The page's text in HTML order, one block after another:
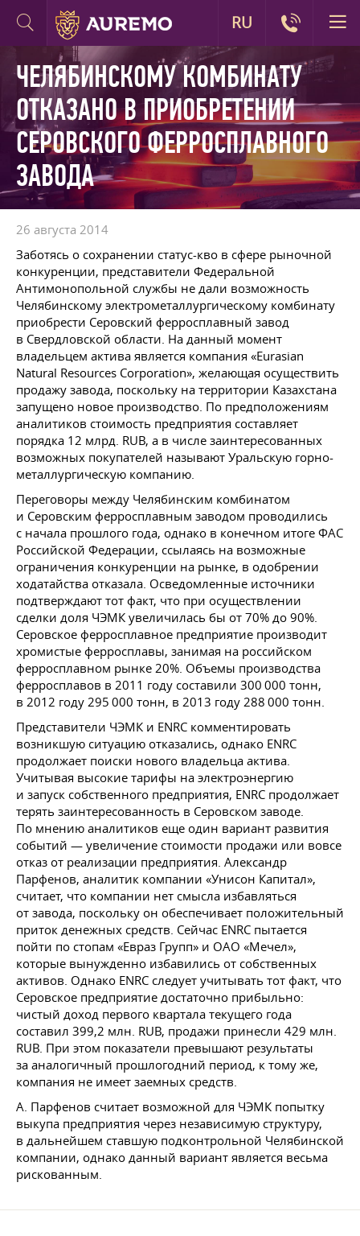
ЧЕЛЯБИНСКОМУ КОМБИНАТУ
ОТКАЗАНО В ПРИОБРЕТЕНИИ
СЕРОВСКОГО ФЕРРОСПЛАВНОГО
ЗАВОДА
26 августа 2014
Заботясь о сохранении статус-кво в сфере рыночной
конкуренции, представители Федеральной
Антимонопольной службы не дали возможность
Челябинскому электрометаллургическому комбинату
приобрести Серовский ферросплавный завод
в Свердловской области. На данный момент
владельцем актива является компания «Eurasian
Natural Resources Corporation», желающая осуществить
продажу завода, поскольку на территории Казахстана
запущено новое производство. По предположениям
аналитиков стоимость предприятия составляет
порядка 12 млрд. RUB, а в числе заинтересованных
возможных покупателей называют Уральскую горно-
металлургическую компанию.
Переговоры между Челябинским комбинатом
и Серовским ферросплавным заводом проводились
с начала прошлого года, однако в конечном итоге ФАС
Российской Федерации, ссылаясь на возможные
ограничения конкуренции на рынке, в одобрении
ходатайства отказала. Осведомленные источники
подтверждают тот факт, что при осуществлении
сделки доля ЧЭМК увеличилась бы от 70% до 90%.
Серовское ферросплавное предприятие производит
хромистые ферросплавы, занимая на российском
ферросплавном рынке 20%. Объемы производства
ферросплавов в 2011 году составили 300 000 тонн,
в 2012 году 295 000 тонн, в 2013 году 288 000 тонн.
Представители ЧЭМК и ENRC комментировать
возникшую ситуацию отказались, однако ENRC
продолжает поиски нового владельца актива.
Учитывая высокие тарифы на электроэнергию
и запуск собственного предприятия, ENRC продолжает
терять заинтересованность в Серовском заводе.
По мнению аналитиков еще один вариант развития
событий — увеличение стоимости продажи или вовсе
отказ от реализации предприятия. Александр
Парфенов, аналитик компании «Унисон Капитал»,
считает, что компании нет смысла избавляться
от завода, поскольку он обеспечивает положительный
приток денежных средств. Сейчас ENRC пытается
пойти по стопам «Евраз Групп» и ОАО «Мечел»,
которые вынужденно избавились от собственных
активов. Однако ENRC следует учитывать тот факт, что
Серовское предприятие достаточно прибыльно:
чистый доход первого квартала текущего года
составил 399,2 млн. RUB, продажи принесли 429 млн.
RUB. При этом показатели превышают результаты
за аналогичный прошлогодний период, к тому же,
компания не имеет заемных средств.
А. Парфенов считает возможной для ЧЭМК попытку
выкупа предприятия через независимую структуру,
в дальнейшем ставшую подконтрольной Челябинской
компании, однако данный вариант является весьма
рискованным.
RU